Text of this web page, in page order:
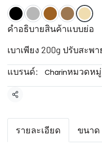
คำอธิบายสินค้าแบบย่อ
เบาเพียง 200g ปรับสะพ
แบรนด์:
Charinหมวดห
แชร์
รายละเอียด ขนาด